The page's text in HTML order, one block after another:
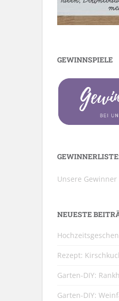
GEWINNSPIELE
Unsere Gewinner
NEUESTE
Rezept:
Garten-DIY:
Garten-DIY: